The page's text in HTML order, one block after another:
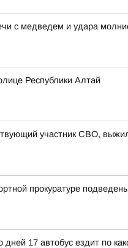
с медведем и удара
Республики Алтай
участник СВО,
прокуратуре
дней 17 автобус ездит по